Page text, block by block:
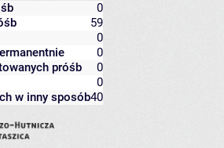
0
59
0
0
próśb
0
0
w inny sposób40